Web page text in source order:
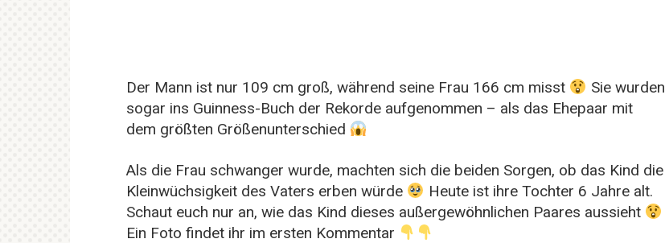
Der Mann ist nur 109 cm groß, während seine Frau 166 cm misst
Sie wurden
sogar ins Guinness-Buch der Rekorde aufgenommen – als das Ehepaar mit
dem größten Größenunterschied
Als die Frau schwanger wurde, machten sich die beiden Sorgen, ob das Kind die
Kleinwüchsigkeit des Vaters erben würde
Heute ist ihre Tochter 6 Jahre alt.
Schaut euch nur an, wie das Kind dieses außergewöhnlichen Paares aussieht
Ein Foto findet ihr im ersten Kommentar